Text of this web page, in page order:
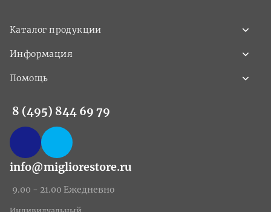
Каталог продукции
Информация
Помощь
8 (495) 844 69 79
info@migliorestore.ru
9.00 - 21.00 Ежедневно